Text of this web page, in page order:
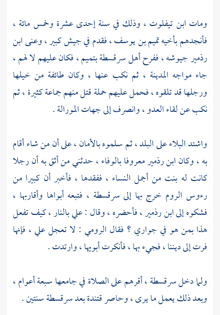
ومات ابن تيفلوت ، وذلك في سنة إحدى عشرة وخمس مائة ،
فأنجدهم بأخيهتميم بن يوسف، فقدم في جيش كبير ، وعنىابن
رذميرجيوشه ، ففرح أهلسرقسطةبتميم ، فكان عليهم لا لهم ،
جاء مواجه المدينة ، ثم نكب عنها ، وكان طائفة من خيلها
ورجلها قد تلقوه ، فحمل عليهم حملة قتل منهم جماعة كثيرة ، ثم
نكب عن لقاء العدو ، وانصرف إلى جهات المورالة .
واشتد البلاء على البلد ، ثم سلموه بالأمان ، على أن من شاء أقام
به ، وكانابن رذميرمعروفا بالوفاء ، حدثني من أثق به أن رجلا
كانت له بنت من أجمل النساء ، ففقدها ، فأخبر أن كبيرا من
رءوس الروم خرج بها إلىسرقسطة ، فتبعه أبواها وأقاربها ،
فشكوه إلىابن رذمير، فأحضره ، وقال : علي بالنار ، كيف تفعل
هذا بمن هو في جواري ؟ فقال الرومي : لا تعجل علي ، فإنها
فرت إلى ديننا ، فجيء بها ، فأنكرت أبويها ، وارتدت .
ولما دخلسرقسطة، أقرهم على الصلاة في جامعها سبعة أعوام ،
وبعد ذلك يعمل ما يرى ، وحاصرقتندةبعدسرقسطةسنتين .